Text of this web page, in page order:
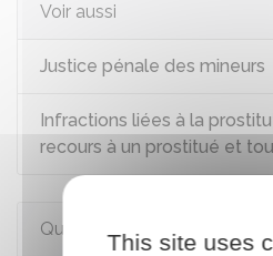
Voir aussi
Justice pénale des mineurs
Infractions liées à la
recours à un prostitué et
Questions ? Réponses !
This site uses